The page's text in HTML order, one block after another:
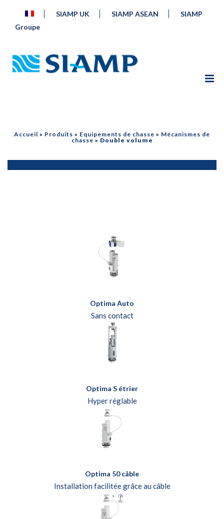
SIAMP UK SIAMP ASEAN
SIAMP
Groupe
Accueil » Produits » Equipements de chasse » Mécanismes de
chasse » Double volume
Optima Auto
Sans contact
Optima S étrier
Hyper réglable
Optima 50 câble
Installation facilitée grâce au câble